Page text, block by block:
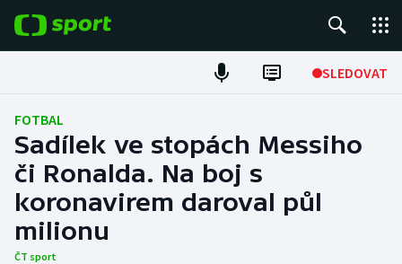
SLEDOVAT
Fotbal
Hokej
Tenis
Atletika
FOTBAL
Sadílek ve stopách Messiho
či Ronalda. Na boj s
koronavirem daroval půl
milionu
ČT sport